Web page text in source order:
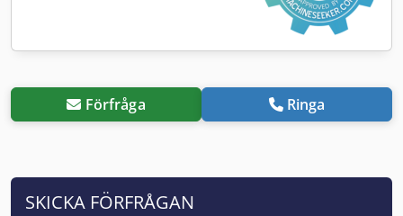
Förfråga Ringa
SKICKA FÖRFRÅGAN